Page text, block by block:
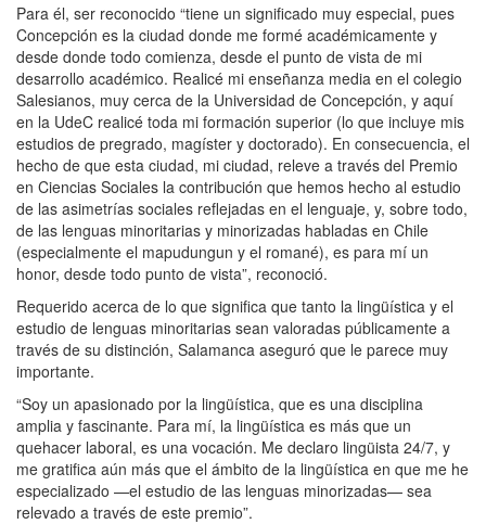
Para él, ser reconocido “tiene un significado muy especial, pues
Concepción es la ciudad donde me formé académicamente y
desde donde todo comienza, desde el punto de vista de mi
desarrollo académico. Realicé mi enseñanza media en el colegio
Salesianos, muy cerca de la Universidad de Concepción, y aquí
en la UdeC realicé toda mi formación superior (lo que incluye mis
estudios de pregrado, magíster y doctorado). En consecuencia, el
hecho de que esta ciudad, mi ciudad, releve a través del Premio
en Ciencias Sociales la contribución que hemos hecho al estudio
de las asimetrías sociales reflejadas en el lenguaje, y, sobre todo,
de las lenguas minoritarias y minorizadas habladas en Chile
(especialmente el mapudungun y el romané), es para mí un
honor, desde todo punto de vista”, reconoció.
Requerido acerca de lo que significa que tanto la lingüística y el
estudio de lenguas minoritarias sean valoradas públicamente a
través de su distinción, Salamanca aseguró que le parece muy
importante.
“Soy un apasionado por la lingüística, que es una disciplina
amplia y fascinante. Para mí, la lingüística es más que un
quehacer laboral, es una vocación. Me declaro lingüista 24/7, y
me gratifica aún más que el ámbito de la lingüística en que me he
especializado —el estudio de las lenguas minorizadas— sea
relevado a través de este premio”.